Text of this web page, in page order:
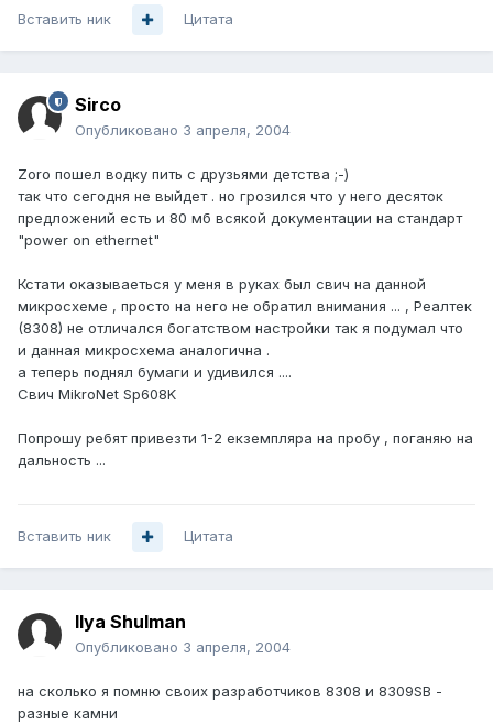
Вставить ник Цитата
Sirco
Опубликовано 3 апреля, 2004
Zoro пошел водку пить с друзьями детства ;-)
так что сегодня не выйдет . но грозился что у него десяток
предложений есть и 80 мб всякой документации на стандарт
"power on ethernet"
Кстати оказываеться у меня в руках был свич на данной
микросхеме , просто на него не обратил внимания ... , Реалтек
(8308) не отличался богатством настройки так я подумал что
и данная микросхема аналогична .
а теперь поднял бумаги и удивился ....
Свич MikroNet Sp608K
Попрошу ребят привезти 1-2 екземпляра на пробу , поганяю на
дальность ...
Вставить ник Цитата
Ilya Shulman
Опубликовано 3 апреля, 2004
на сколько я помню своих разработчиков 8308 и 8309SB -
разные камни